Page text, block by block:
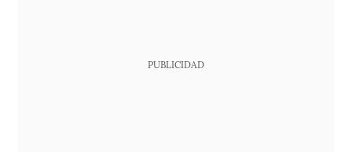
PUBLICIDAD